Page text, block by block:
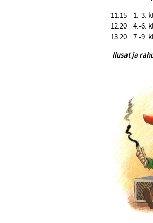
11.15 1.-3.
12.20 4.-6.
13.20 7.-9.
Ilusat ja